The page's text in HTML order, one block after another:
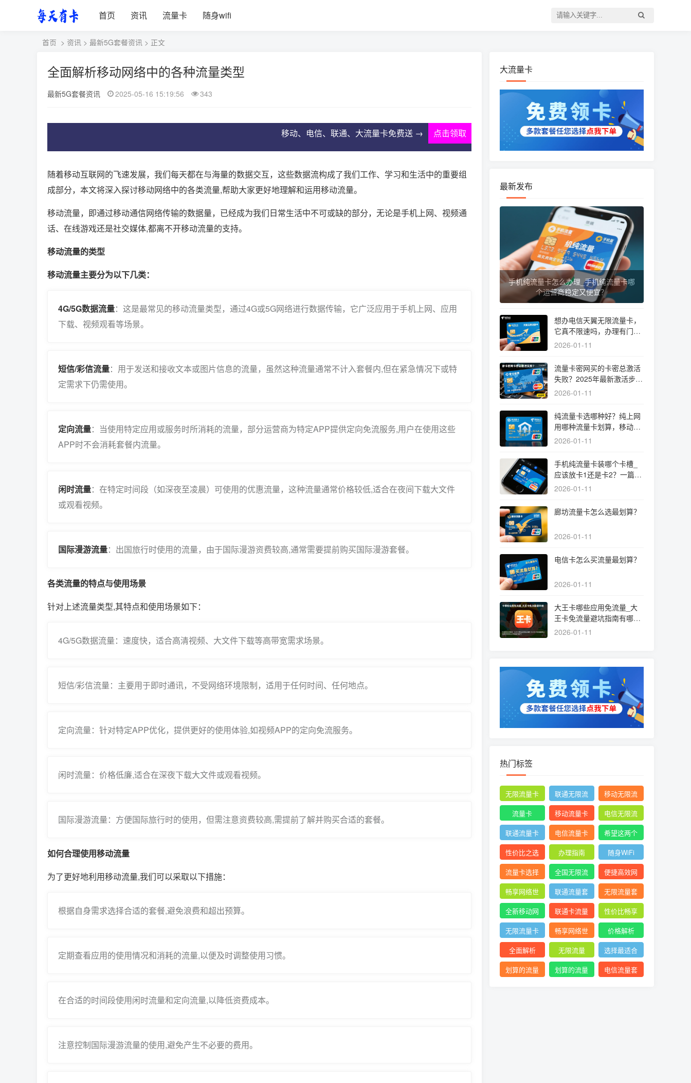
首页 资讯 流量卡 随身wifi
首页 > 资讯 > 最新5G套餐资讯 > 正文
全面解析移动网络中的各种流量类型
最新5G套餐资讯 2025-05-16 15:19:56 343
移动、电信、联通、大流量卡免费送 → 点击领取
随着移动互联网的飞速发展，我们每天都在与海量的数据交互，这些数据流构成了我们工作、学习和生活中的重要组
成部分，本文将深入探讨移动网络中的各类流量,帮助大家更好地理解和运用移动流量。
移动流量，即通过移动通信网络传输的数据量，已经成为我们日常生活中不可或缺的部分，无论是手机上网、视频通
话、在线游戏还是社交媒体,都离不开移动流量的支持。
移动流量的类型
移动流量主要分为以下几类：
4G/5G数据流量：这是最常见的移动流量类型，通过4G或5G网络进行数据传输，它广泛应用于手机上网、应用
下载、视频观看等场景。
短信/彩信流量：用于发送和接收文本或图片信息的流量，虽然这种流量通常不计入套餐内,但在紧急情况下或特
定需求下仍需使用。
定向流量：当使用特定应用或服务时所消耗的流量，部分运营商为特定APP提供定向免流服务,用户在使用这些
APP时不会消耗套餐内流量。
闲时流量：在特定时间段（如深夜至凌晨）可使用的优惠流量，这种流量通常价格较低,适合在夜间下载大文件
或观看视频。
国际漫游流量：出国旅行时使用的流量，由于国际漫游资费较高,通常需要提前购买国际漫游套餐。
各类流量的特点与使用场景
针对上述流量类型,其特点和使用场景如下：
4G/5G数据流量：速度快，适合高清视频、大文件下载等高带宽需求场景。
短信/彩信流量：主要用于即时通讯，不受网络环境限制，适用于任何时间、任何地点。
定向流量：针对特定APP优化，提供更好的使用体验,如视频APP的定向免流服务。
闲时流量：价格低廉,适合在深夜下载大文件或观看视频。
国际漫游流量：方便国际旅行时的使用，但需注意资费较高,需提前了解并购买合适的套餐。
如何合理使用移动流量
为了更好地利用移动流量,我们可以采取以下措施：
根据自身需求选择合适的套餐,避免浪费和超出预算。
定期查看应用的使用情况和消耗的流量,以便及时调整使用习惯。
在合适的时间段使用闲时流量和定向流量,以降低资费成本。
注意控制国际漫游流量的使用,避免产生不必要的费用。
大流量卡
最新发布
手机纯流量卡怎么办理_手机纯流量卡哪
个运营商稳定又便宜？
想办电信天翼无限流量卡，
它真不限速吗，办理有门槛
吗？
2026-01-11
流量卡密网买的卡密总激活
失败？2025年最新激活步骤
与避坑指南
2026-01-11
纯流量卡选哪种好？纯上网
用哪种流量卡划算，移动电
信纯流量卡哪个好实测揭秘
2026-01-11
手机纯流量卡装哪个卡槽_
应该放卡1还是卡2？一篇文
章讲清选择和设置
2026-01-11
廊坊流量卡怎么选最划算？
2026-01-11
电信卡怎么买流量最划算？
2026-01-11
大王卡哪些应用免流量_大
王卡免流量避坑指南有哪些
必须知道的细节？
2026-01-11
热门标签
无限流量卡
联通无限流
量卡
移动无限流
量卡
流量卡 移动流量卡
电信无限流
量卡
联通流量卡 电信流量卡
希望这两个
关键词能满
足您的需求
性价比之选 办理指南
随身WiFi
流量卡选择
全国无限流
量
便捷高效网
络体验
畅享网络世
界
联通流量套
餐
无限流量套
餐
全新移动网
络体验
联通卡流量
查询
性价比畅享
网络
无限流量卡
价格
畅享网络世
界利器
价格解析
全面解析
无限流量
选择最适合
的流量套餐
划算的流量
划算的流量
电信流量套